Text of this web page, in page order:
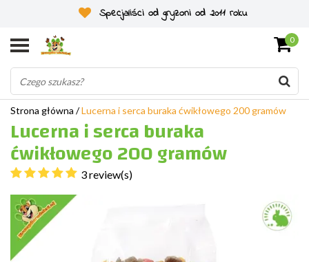
Specjaliści od gryzoni od 2011 roku
0
Strona główna /Lucerna i serca buraka ćwikłowego 200 gramów
Lucerna i serca buraka
ćwikłowego 200 gramów
3 review(s)